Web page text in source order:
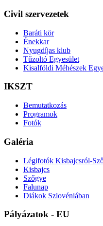
Civil szervezetek
Baráti kör
Énekkar
Nyugdíjas klub
Tűzoltó Egyesület
Kisalföldi Méhészek
IKSZT
Bemutatkozás
Programok
Fotók
Galéria
Légifotók Kisbajcsról-
Kisbajcs
Szőgye
Falunap
Diákok Szlovéniában
Pályázatok - EU